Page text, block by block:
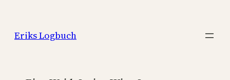
springen
Eriks Logbuch